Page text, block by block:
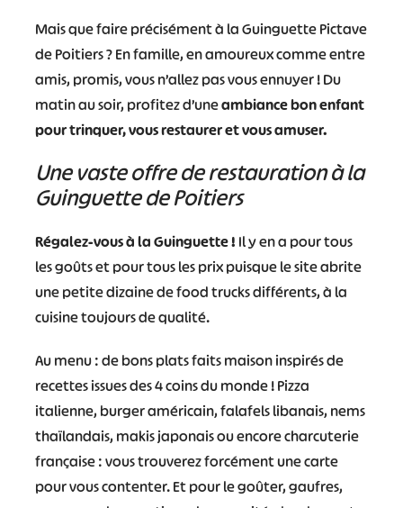
Mais que faire précisément à la Guinguette Pictave
de Poitiers ? En famille, en amoureux comme entre
amis, promis, vous n’allez pas vous ennuyer ! Du
matin au soir, profitez d’uneambiance bon enfant
pour trinquer, vous restaurer et vous amuser.
Une vaste offre de restauration à la
Guinguette de Poitiers
Régalez-vous à la Guinguette ! Il y en a pour tous
les goûts et pour tous les prix puisque le site abrite
une petite dizaine de food trucks différents, à la
cuisine toujours de qualité.
Au menu : de bons plats faits maison inspirés de
recettes issues des 4 coins du monde ! Pizza
italienne, burger américain, falafels libanais, nems
thaïlandais, makis japonais ou encore charcuterie
française : vous trouverez forcément une carte
pour vous contenter. Et pour le goûter, gaufres,